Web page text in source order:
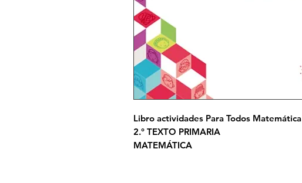
Libro actividades Para Todos Matemática
2.° TEXTO PRIMARIA
MATEMÁTICA